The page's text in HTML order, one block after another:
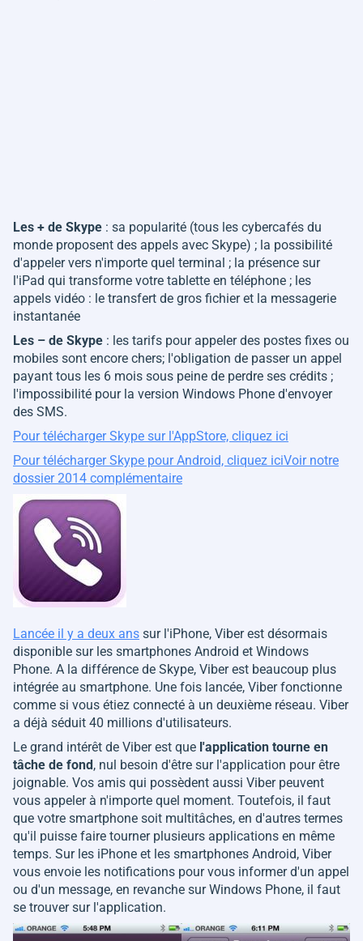
Les + de Skype : sa popularité (tous les cybercafés du
monde proposent des appels avec Skype) ; la possibilité
d'appeler vers n'importe quel terminal ; la présence sur
l'iPad qui transforme votre tablette en téléphone ; les
appels vidéo : le transfert de gros fichier et la messagerie
instantanée
Les – de Skype : les tarifs pour appeler des postes fixes ou
mobiles sont encore chers; l'obligation de passer un appel
payant tous les 6 mois sous peine de perdre ses crédits ;
l'impossibilité pour la version Windows Phone d'envoyer
des SMS.
Pour télécharger Skype sur l'AppStore, cliquez ici
Pour télécharger Skype pour Android, cliquez iciVoir notre
dossier 2014 complémentaire
Lancée il y a deux ans sur l'iPhone, Viber est désormais
disponible sur les smartphones Android et Windows
Phone. A la différence de Skype, Viber est beaucoup plus
intégrée au smartphone. Une fois lancée, Viber fonctionne
comme si vous étiez connecté à un deuxième réseau. Viber
a déjà séduit 40 millions d'utilisateurs.
Le grand intérêt de Viber est que l'application tourne en
tâche de fond, nul besoin d'être sur l'application pour être
joignable. Vos amis qui possèdent aussi Viber peuvent
vous appeler à n'importe quel moment. Toutefois, il faut
que votre smartphone soit multitâches, en d'autres termes
qu'il puisse faire tourner plusieurs applications en même
temps. Sur les iPhone et les smartphones Android, Viber
vous envoie les notifications pour vous informer d'un appel
ou d'un message, en revanche sur Windows Phone, il faut
se trouver sur l'application.